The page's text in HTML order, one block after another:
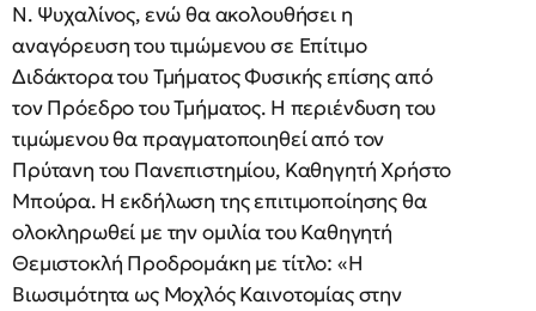
Ν. Ψυχαλίνος, ενώ θα ακολουθήσει η
αναγόρευση του τιμώμενου σε Επίτιμο
Διδάκτορα του Τμήματος Φυσικής επίσης από
τον Πρόεδρο του Τμήματος. Η περιένδυση του
τιμώμενου θα πραγματοποιηθεί από τον
Πρύτανη του Πανεπιστημίου, Καθηγητή Χρήστο
Μπούρα. Η εκδήλωση της επιτιμοποίησης θα
ολοκληρωθεί με την ομιλία του Καθηγητή
Θεμιστοκλή Προδρομάκη με τίτλο: «Η
Βιωσιμότητα ως Μοχλός Καινοτομίας στην